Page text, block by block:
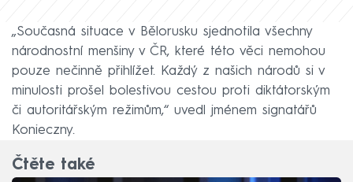
„Současná situace v Bělorusku sjednotila všechny
národnostní menšiny v ČR, které této věci nemohou
pouze nečinně přihlížet. Každý z našich národů si v
minulosti prošel bolestivou cestou proti diktátorským
či autoritářským režimům,“ uvedl jménem signatářů
Konieczny.
Čtěte také